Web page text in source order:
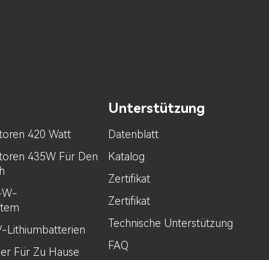
420 Watt
435W Für Den
W-
Lithiumbatterien
Für Zu Hause
Unterstützung
Datenblatt
Katalog
Zertifikat
Zertifikat
Technische Unterstützung
FAQ